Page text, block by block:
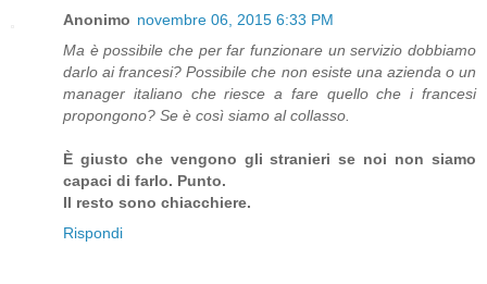
Anonimo novembre 06, 2015 6:33 PM
Ma è possibile che per far funzionare un servizio dobbiamo
darlo ai francesi? Possibile che non esiste una azienda o un
manager italiano che riesce a fare quello che i francesi
propongono? Se è così siamo al collasso.
È giusto che vengono gli stranieri se noi non siamo
capaci di farlo. Punto.
Il resto sono chiacchiere.
Rispondi